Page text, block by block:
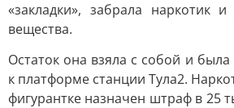
«закладки», забрала наркотик
вещества.
Остаток она взяла с собой и
к платформе станции Тула2.
фигурантке назначен штраф в 25